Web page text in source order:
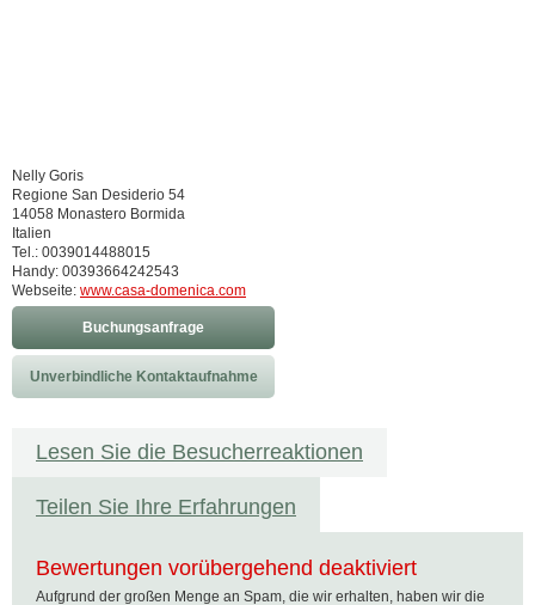
Nelly Goris
Regione San Desiderio 54
14058 Monastero Bormida
Italien
Tel.: 0039014488015
Handy: 00393664242543
Webseite: www.casa-domenica.com
Buchungsanfrage
Unverbindliche Kontaktaufnahme
Lesen Sie die Besucherreaktionen
Teilen Sie Ihre Erfahrungen
Bewertungen vorübergehend deaktiviert
Aufgrund der großen Menge an Spam, die wir erhalten, haben wir die